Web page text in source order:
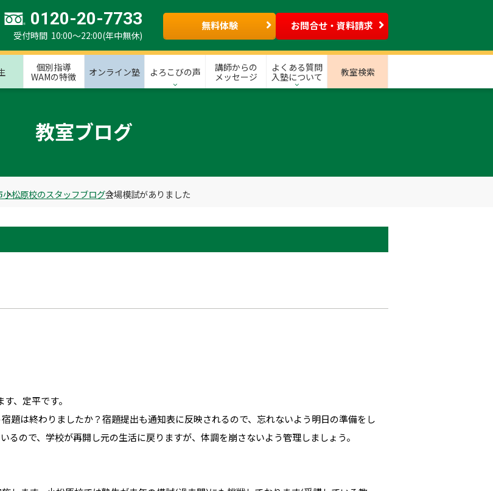
0120-20-7733
受付時間 10:00～22:00(年中無休)
無料体験 お問合せ・資料請求
個別指導
WAMの特徴
オンライン塾 よろこびの声
講師からの
メッセージ
よくある質問
入塾について
教室検索
教室ブログ
小松原校のスタッフブログ会場模試がありました
、定平です。
題は終わりましたか？宿題提出も通知表に反映されるので、忘れないよう明日の準備をし
るので、学校が再開し元の生活に戻りますが、体調を崩さないよう管理しましょう。